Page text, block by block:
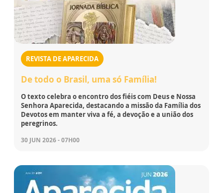
REVISTA DE APARECIDA
De todo o Brasil, uma só Família!
O texto celebra o encontro dos fiéis com Deus e Nossa
Senhora Aparecida, destacando a missão da Família dos
Devotos em manter viva a fé, a devoção e a união dos
peregrinos.
30 JUN 2026 - 07H00